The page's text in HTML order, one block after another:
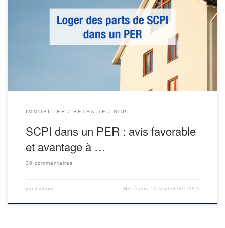
Investir sur des SCPI dans un PER : une stratégie intéressante
pour préparer sa retraite ? Les sociétés civiles de placement
immobilier (SCPI) sont des placements très plébiscités par les
épargnants pour se constituer un patrimoine immobilier sur le long
terme et générer des revenus passifs. Il est possible d’investir […]
IMMOBILIER RETRAITE SCPI
SCPI dans un PER : avis favorable
et avantage à …
30 commentaires
par Ludovic Mis à jour 15 septembre 2025